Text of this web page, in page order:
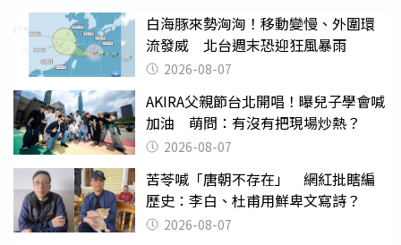
白海豚來勢洶洶！移動變慢、外圍環
流發威 北台週末恐迎狂風暴雨
2026-08-07
AKIRA父親節台北開唱！曝兒子學會喊
加油 萌問：有沒有把現場炒熱？
2026-08-07
苦苓喊「唐朝不存在」 網紅批瞎編
歷史：李白、杜甫用鮮卑文寫詩？
2026-08-07